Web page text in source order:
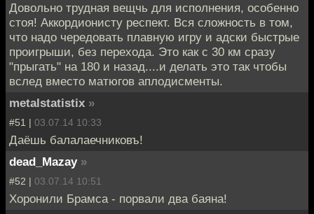
Довольно трудная вещчь для исполнения, особенно
стоя! Аккордионисту респект. Вся сложность в том,
что надо чередовать плавную игру и адски быстрые
проигрыши, без перехода. Это как с 30 км сразу
"прыгать" на 180 и назад....и делать это так чтобы
вслед вместо матюгов аплодисменты.
metalstatistix »
#51 | 03.07.14 10:33
Даёшь балалаечниковъ!
dead_Mazay »
#52 | 03.07.14 10:51
Хоронили Брамса - порвали два баяна!